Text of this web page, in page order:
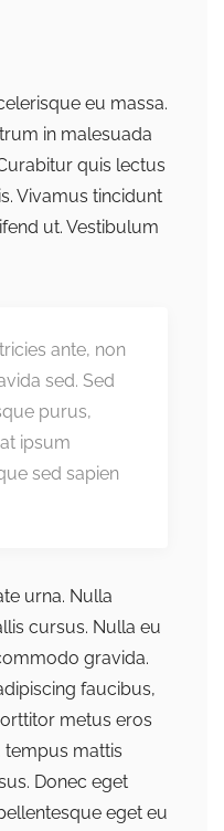
eu massa.
in malesuada
quis lectus
Vivamus tincidunt
ut. Vestibulum
ante, non
sed. Sed
purus,
ipsum
sed sapien
urna. Nulla
cursus. Nulla eu
gravida.
faucibus,
metus eros
tempus mattis
Donec eget
eget eu